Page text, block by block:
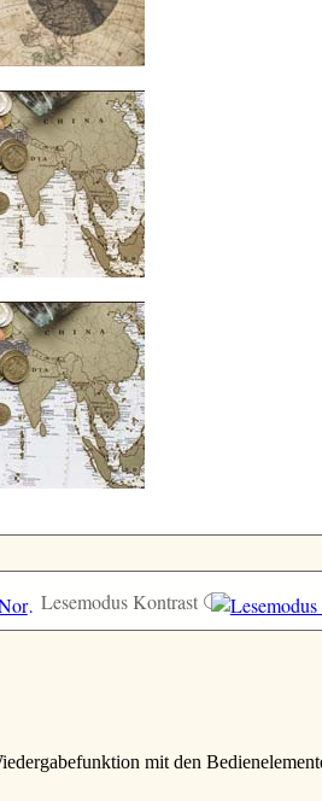
Lesemodus Kontrast
mit den